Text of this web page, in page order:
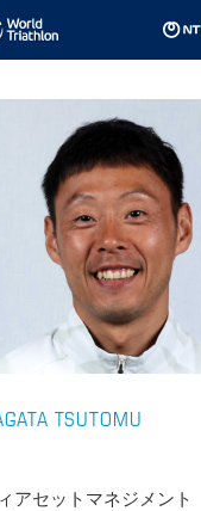
TSUTOMU
アセットマネジメント